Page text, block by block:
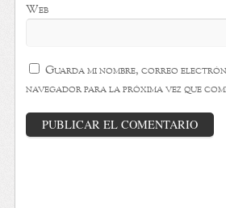
Web
Guarda mi nombre, correo
navegador para la próxima vez que